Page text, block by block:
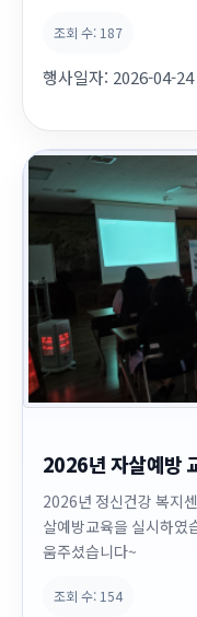
다. 오늘은 음력 8일 약
건강·치유·장수·복덕을
조회 수: 187
행사일자: 2026-04-24
2026년 자살예방
2026년 정신건강 복지
살예방교육을 실시하였
움주셨습니다~
조회 수: 154